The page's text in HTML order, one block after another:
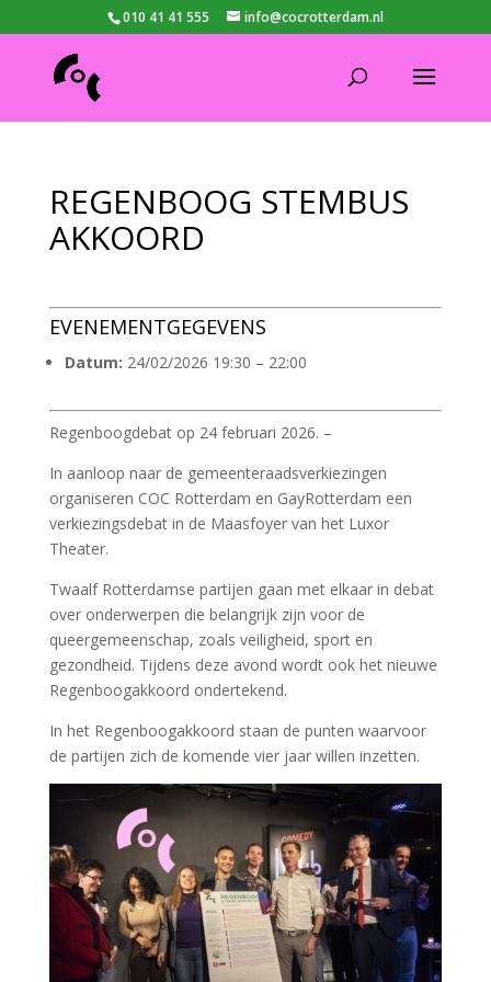
010 41 41 555 info@cocrotterdam.nl
REGENBOOG STEMBUS
AKKOORD
EVENEMENTGEGEVENS
Datum: 24/02/2026 19:30 – 22:00
Regenboogdebat op 24 februari 2026. –
In aanloop naar de gemeenteraadsverkiezingen
organiseren COC Rotterdam en GayRotterdam een
verkiezingsdebat in de Maasfoyer van het Luxor
Theater.
Twaalf Rotterdamse partijen gaan met elkaar in debat
over onderwerpen die belangrijk zijn voor de
queergemeenschap, zoals veiligheid, sport en
gezondheid. Tijdens deze avond wordt ook het nieuwe
Regenboogakkoord ondertekend.
In het Regenboogakkoord staan de punten waarvoor
de partijen zich de komende vier jaar willen inzetten.